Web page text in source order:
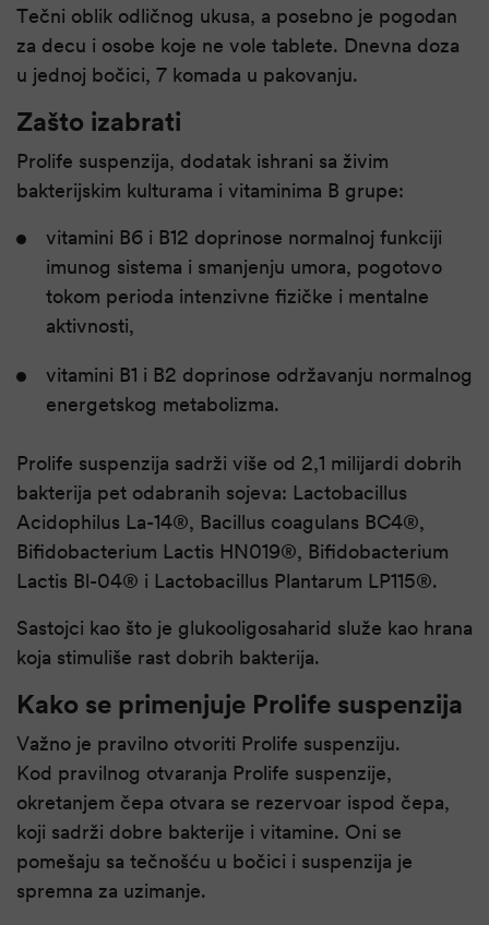
Tečni oblik odličnog ukusa, a posebno je pogodan
za decu i osobe koje ne vole tablete. Dnevna doza
u jednoj bočici, 7 komada u pakovanju.
Zašto izabrati
Prolife suspenzija, dodatak ishrani sa živim
bakterijskim kulturama i vitaminima B grupe:
vitamini B6 i B12 doprinose normalnoj funkciji
imunog sistema i smanjenju umora, pogotovo
tokom perioda intenzivne ﬁzičke i mentalne
aktivnosti,
vitamini B1 i B2 doprinose održavanju normalnog
energetskog metabolizma.
Prolife suspenzija sadrži više od 2,1 milijardi dobrih
bakterija pet odabranih sojeva: Lactobacillus
Acidophilus La-14®, Bacillus coagulans BC4®,
Bifidobacterium Lactis HN019®, Bifidobacterium
Lactis Bl-04® i Lactobacillus Plantarum LP115®.
Sastojci kao što je glukooligosaharid služe kao hrana
koja stimuliše rast dobrih bakterija.
Kako se primenjuje Prolife suspenzija
Važno je pravilno otvoriti Prolife suspenziju.
Kod pravilnog otvaranja Prolife suspenzije,
okretanjem čepa otvara se rezervoar ispod čepa,
koji sadrži dobre bakterije i vitamine. Oni se
pomešaju sa tečnošću u bočici i suspenzija je
spremna za uzimanje.